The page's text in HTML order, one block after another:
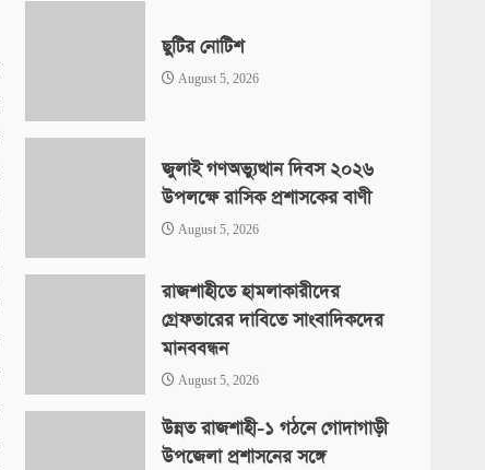
ছুটির নোটিশ
August 5, 2026
জুলাই গণঅভ্যুত্থান দিবস ২০২৬
উপলক্ষে রাসিক প্রশাসকের বাণী
August 5, 2026
রাজশাহীতে হামলাকারীদের
গ্রেফতারের দাবিতে সাংবাদিকদের
মানববন্ধন
August 5, 2026
উন্নত রাজশাহী-১ গঠনে গোদাগাড়ী
উপজেলা প্রশাসনের সঙ্গে